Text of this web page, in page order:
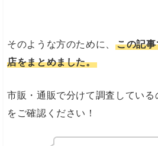
そのような方のために、この記
店をまとめました。
市販・通販で分けて調査してい
をご確認ください！